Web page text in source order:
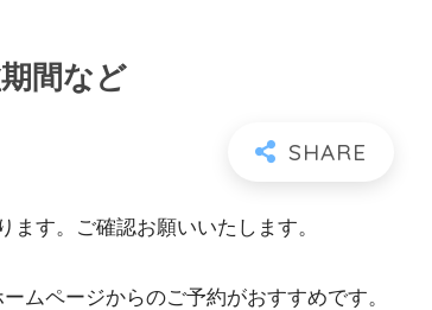
間など
す。ご確認お願いいたします。
ムページからのご予約がおすすめです。